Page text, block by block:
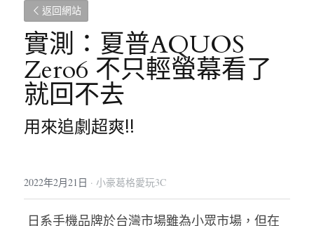
返回網站
實測：夏普AQUOS
Zero6 不只輕螢幕看了
就回不去
用來追劇超爽!!
2022年2月21日 · 小豪葛格愛玩3C